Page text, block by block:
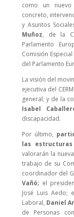
como un
concreto,
y Asuntos
Muñoz, de la
Parlamento
Comisión
del Parlamento
La visión del
ejecutiva del
general; y de la
Isabel
discapacidad.
Por último,
las
valorarán la
trabajo de su
coordinador del
Vañó; el
José Luis Aedo;
Laboral, Daniel
de Personas